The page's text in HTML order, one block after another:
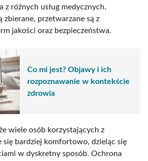
z różnych usług medycznych.
zbierane, przetwarzane są z
jakości oraz bezpieczeństwa.
Co mi jest? Objawy i ich
rozpoznawanie w kontekście
zdrowia
wiele osób korzystających z
się bardziej komfortowo, dzieląc się
w dyskretny sposób. Ochrona